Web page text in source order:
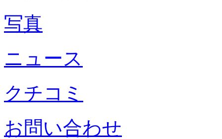
写真
ニュース
クチコミ
お問い合わせ